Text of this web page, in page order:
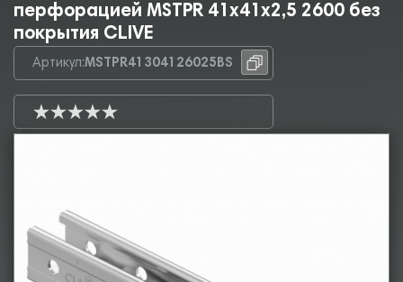
перфорацией MSTPR 41х41х2,5 2600 без
покрытия CLIVE
Артикул:MSTPR41304126025BS